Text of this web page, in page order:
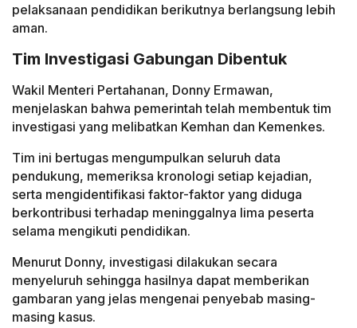
pelaksanaan pendidikan berikutnya berlangsung lebih
aman.
Tim Investigasi Gabungan Dibentuk
Wakil Menteri Pertahanan, Donny Ermawan,
menjelaskan bahwa pemerintah telah membentuk tim
investigasi yang melibatkan Kemhan dan Kemenkes.
Tim ini bertugas mengumpulkan seluruh data
pendukung, memeriksa kronologi setiap kejadian,
serta mengidentifikasi faktor-faktor yang diduga
berkontribusi terhadap meninggalnya lima peserta
selama mengikuti pendidikan.
Menurut Donny, investigasi dilakukan secara
menyeluruh sehingga hasilnya dapat memberikan
gambaran yang jelas mengenai penyebab masing-
masing kasus.